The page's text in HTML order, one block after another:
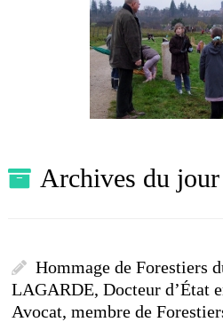
Archives du
Hommage de Forestiers
LAGARDE, Docteur d’État
Avocat, membre de